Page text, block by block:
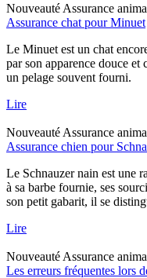
Nouveauté Assurance
Assurance chat pour Minuet
Le Minuet est un chat
par son apparence douce et
un pelage souvent fourni.
Lire
Nouveauté Assurance
Assurance chien pour
Le Schnauzer nain est une
à sa barbe fournie, ses
son petit gabarit, il se
Lire
Nouveauté Assurance
Les erreurs fréquentes lors